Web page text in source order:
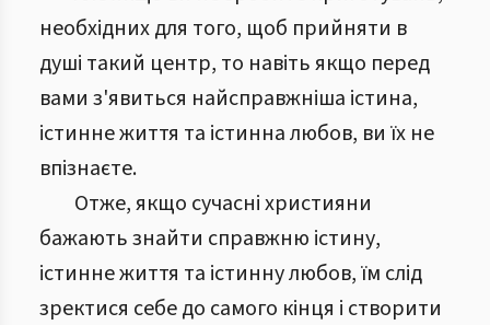
необхідних для того, щоб прийняти в
душі такий центр, то навіть якщо перед
вами з'явиться найсправжніша істина,
істинне життя та істинна любов, ви їх не
впізнаєте.
Отже, якщо сучасні християни
бажають знайти справжню істину,
істинне життя та істинну любов, їм слід
зректися себе до самого кінця і створити